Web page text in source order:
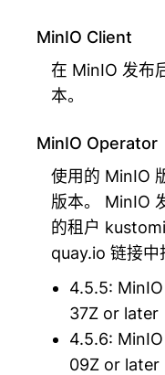
MinIO Client
在 MinIO 发布
本。
MinIO Operator
使用的 MinIO
版本。 MinIO
的租户
quay.io 链接中
4.5.5:
37Z or later
4.5.6:
09Z or later